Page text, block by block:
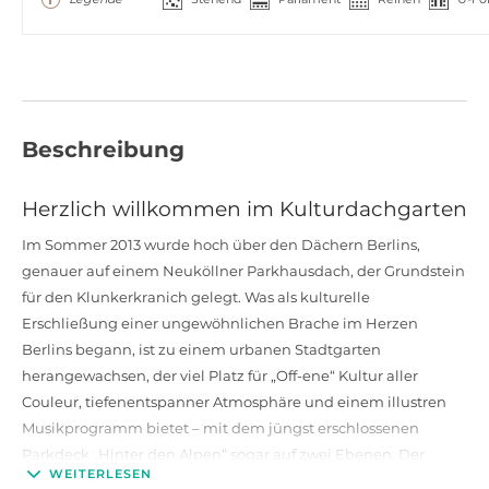
Beschreibung
Herzlich willkommen im Kulturdachgarten
Im Sommer 2013 wurde hoch über den Dächern Berlins,
genauer auf einem Neuköllner Parkhausdach, der Grundstein
für den Klunkerkranich gelegt. Was als kulturelle
Erschließung einer ungewöhnlichen Brache im Herzen
Berlins begann, ist zu einem urbanen Stadtgarten
herangewachsen, der viel Platz für „Off-ene“ Kultur aller
Couleur, tiefenentspanner Atmosphäre und einem illustren
Musikprogramm bietet – mit dem jüngst erschlossenen
Parkdeck „Hinter den Alpen“ sogar auf zwei Ebenen. Der
„Klunkergarten“ ist außerdem der erste und bis dato einzige
WEITERLESEN